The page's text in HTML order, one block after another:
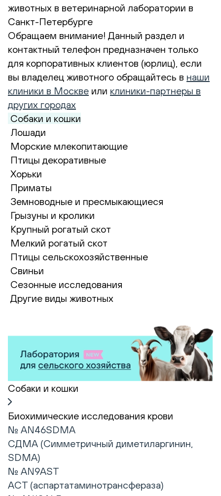
животных в ветеринарной лаборатории в
Санкт-Петербурге
Обращаем внимание! Данный раздел и
контактный телефон предназначен только
для корпоративных клиентов (юрлиц), если
вы владелец животного обращайтесь в наши
клиники в Москве или клиники-партнеры в
других городах
Собаки и кошки
Лошади
Морские млекопитающие
Птицы декоративные
Хорьки
Приматы
Земноводные и пресмыкающиеся
Грызуны и кролики
Крупный рогатый скот
Мелкий рогатый скот
Птицы сельскохозяйственные
Свиньи
Сезонные исследования
Другие виды животных
Собаки и кошки
Биохимические исследования крови
№ AN46SDMA
СДМА (Симметричный диметиларгинин,
SDMA)
№ AN9AST
АСТ (аспартатаминотрансфераза)